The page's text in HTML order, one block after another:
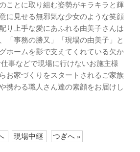
ことに取り組む姿勢がキラキラと輝
に見せる無邪気な少女のような笑顔
り上手な愛にあふれる由美子さんは
「事務の勝又」「現場の由美子」と
ホームを影で支えてくれている欠か
事などで現場に行けないお施主様
お家づくりをスタートされるご家族
携わる職人さん達の素顔をお届けし
現場中継 つぎへ »